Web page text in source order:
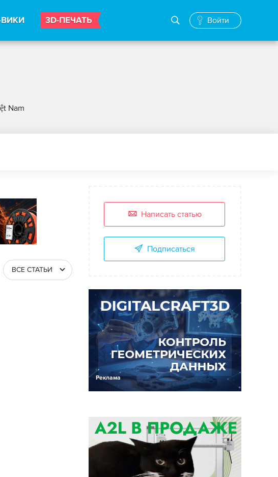
ВИКИ 3D-ПЕЧАТЬ Войти
Nam
ВСЕ СТАТЬИ
Написать статью
Подписаться
Реклама